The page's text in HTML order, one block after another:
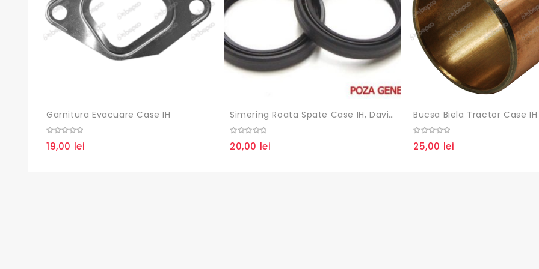
Garnitura Evacuare Case IH
out
19,00 lei
Simering Roata Spate Case IH, David Brown
out
20,00 lei
out
25,00 lei